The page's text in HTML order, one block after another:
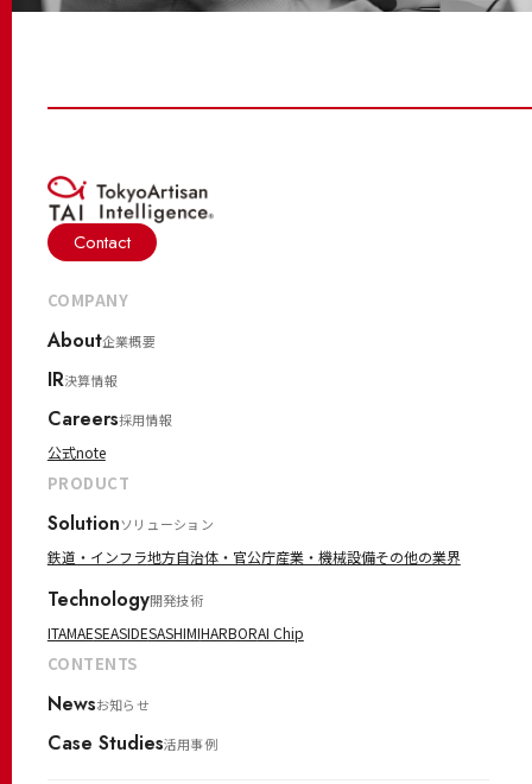
Contact
COMPANY
About企業概要
IR決算情報
Careers採用情報
公式note
PRODUCT
Solutionソリューション
鉄道・インフラ地方自治体・官公庁産業・機械設備その他の業界
Technology開発技術
ITAMAESEASIDESASHIMIHARBORAI Chip
CONTENTS
Newsお知らせ
Case Studies活用事例